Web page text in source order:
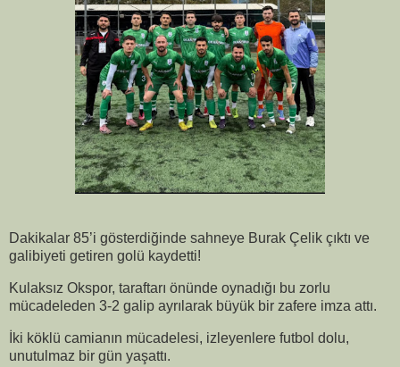
Dakikalar 85’i gösterdiğinde sahneye Burak Çelik çıktı ve
galibiyeti getiren golü kaydetti!
Kulaksız Okspor, taraftarı önünde oynadığı bu zorlu
mücadeleden 3-2 galip ayrılarak büyük bir zafere imza attı.
İki köklü camianın mücadelesi, izleyenlere futbol dolu,
unutulmaz bir gün yaşattı.